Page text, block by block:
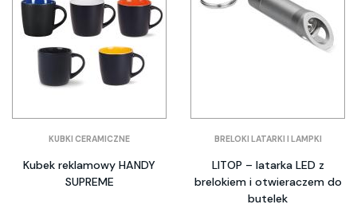
KUBKI CERAMICZNE
Kubek reklamowy HANDY
SUPREME
BRELOKI LATARKI I LAMPKI
LITOP – latarka LED z
brelokiem i otwieraczem do
butelek